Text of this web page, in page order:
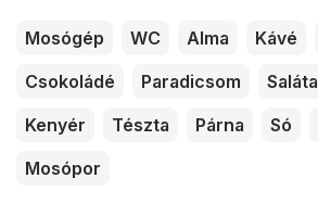
Mosógép WC Alma Kávé
Csokoládé
Paradicsom Saláta
Kenyér
Tészta Párna Só
Mosópor